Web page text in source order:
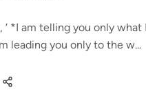
‘ *I am telling you only what I
leading you only to the w...